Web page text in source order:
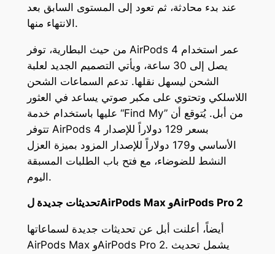
عند بدء محادثة، ثم تعود إلى المستوى السابق بعد
الانتهاء منها.
من حيث البطارية، توفر AirPods 4 عمر استخدام
يصل إلى 30 ساعة، ويأتي التصميم الجديد لعلبة
الشحن ليسهل نقلها. تدعم السماعات الشحن
اللاسلكي وتحتوي على مكبر صوتي يساعد في العثور
عليها باستخدام خدمة “Find My” من أبل. يُتوقع أن
تتوفر AirPods 4 بسعر 129 دولاراً للإصدار
الأساسي و179 دولاراً للإصدار المزود بميزة العزل
النشط للضوضاء، مع فتح باب الطلبات المسبقة
اليوم.
تحديثات جديدة لAirPods Max وAirPods Pro 2
أيضاً، أعلنت أبل عن تحديثات جديدة لسماعاتها
AirPods Max وAirPods Pro 2. يشمل تحديث